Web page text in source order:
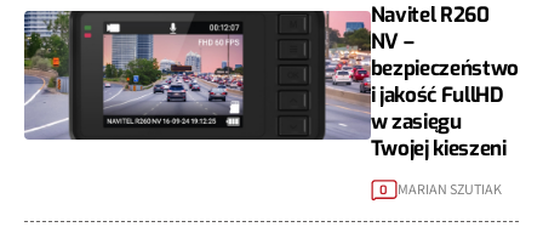
Navitel R260
NV –
bezpieczeństwo
i jakość FullHD
w zasięgu
Twojej kieszeni
0 MARIAN SZUTIAK